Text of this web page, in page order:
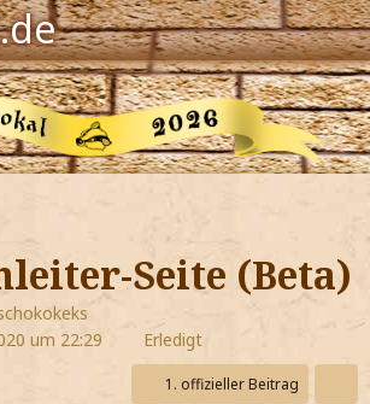
Seite (Beta)
um 22:29
Erledigt
1. offizieller Beitrag